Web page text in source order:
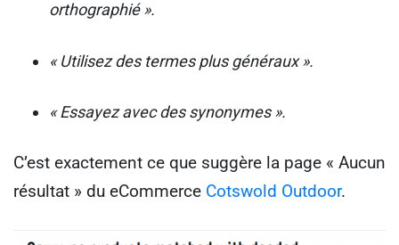
orthographié ».
« Utilisez des termes plus généraux ».
« Essayez avec des synonymes ».
C’est exactement ce que suggère la page « Aucun
résultat » du eCommerce Cotswold Outdoor.